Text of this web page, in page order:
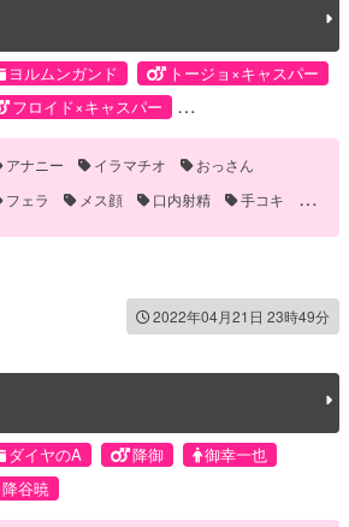
ヨルムンガンド
トージョ×キャスパー
フロイド×キャスパー
キャスパー・ヘクマティアル
フロイド・ヘクマティアル
東條秋彦
アナニー イラマチオ
おっさん
フェラ
メス顔 口内射精
手コキ
父子
襲い受け
2022年04月21日 23時49分
ダイヤのA 降御
御幸一也
降谷暁